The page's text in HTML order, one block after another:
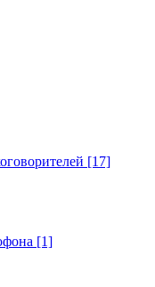
[17]
[1]